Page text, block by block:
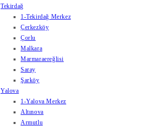
Tekirdağ
1-Tekirdağ Merkez
Çerkezköy
Çorlu
Malkara
Marmaraereğlisi
Saray
Şarköy
Yalova
1-Yalova Merkez
Altınova
Armutlu